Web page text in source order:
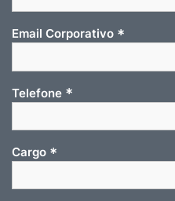
Email Corporativo *
Telefone *
Cargo *